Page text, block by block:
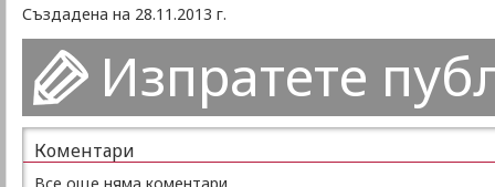
Създадена на 28.11.2013 г.
Изпратете
Коментари